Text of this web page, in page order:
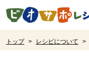
ページの先頭です。
トップ > レシピについて >